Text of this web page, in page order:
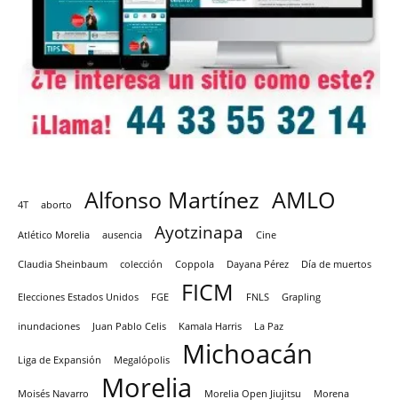
4T aborto Alfonso Martínez AMLO
Atlético Morelia ausencia Ayotzinapa Cine
Claudia Sheinbaum colección Coppola Dayana Pérez Día de muertos
Elecciones Estados Unidos FGE FICM FNLS Grapling
inundaciones Juan Pablo Celis Kamala Harris La Paz
Liga de Expansión Megalópolis Michoacán
Moisés Navarro Morelia Morelia Open Jiujitsu Morena